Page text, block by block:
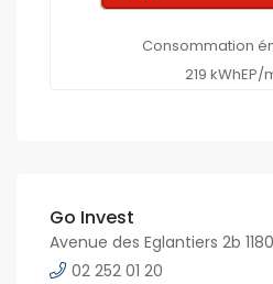
Consommation
219 kWhEP/
Go Invest
Avenue des Eglantiers 2b
02 252 01 20